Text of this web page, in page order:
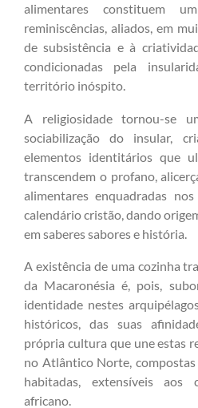
alimentares constituem
reminiscências, aliados, em
de subsistência e à
condicionadas pela
território inóspito.
A religiosidade tornou-se
sociabilização do insular,
elementos identitários que
transcendem o profano,
alimentares enquadradas
calendário cristão, dando
em saberes sabores e história.
A existência de uma cozinha
da Macaronésia é, pois,
identidade nestes
históricos, das suas
própria cultura que une estas
no Atlântico Norte,
habitadas, extensíveis aos
africano.